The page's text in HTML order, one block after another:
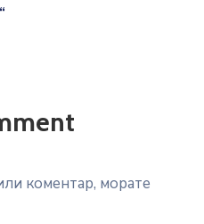
коментар, морате